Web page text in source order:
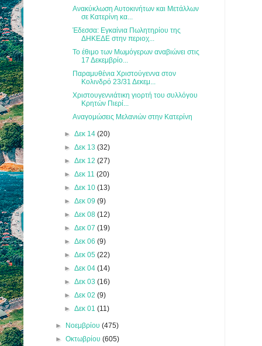
Ανακύκλωση Αυτοκινήτων και Μετάλλων
σε Κατερίνη κα...
Έδεσσα: Εγκαίνια Πωλητηρίου της
ΔΗΚΕΔΕ στην περιοχ...
Το έθιμο των Μωμόγερων αναβιώνει στις
17 Δεκεμβρίο...
Παραμυθένια Χριστούγεννα στον
Κολινδρό 23/31 Δεκεμ...
Χριστουγεννιάτικη γιορτή του συλλόγου
Κρητών Πιερί...
Αναγομώσεις Μελανιών στην Κατερίνη
► Δεκ 14 (20)
► Δεκ 13 (32)
► Δεκ 12 (27)
► Δεκ 11 (20)
► Δεκ 10 (13)
► Δεκ 09 (9)
► Δεκ 08 (12)
► Δεκ 07 (19)
► Δεκ 06 (9)
► Δεκ 05 (22)
► Δεκ 04 (14)
► Δεκ 03 (16)
► Δεκ 02 (9)
► Δεκ 01 (11)
► Νοεμβρίου(475)
►Οκτωβρίου(605)